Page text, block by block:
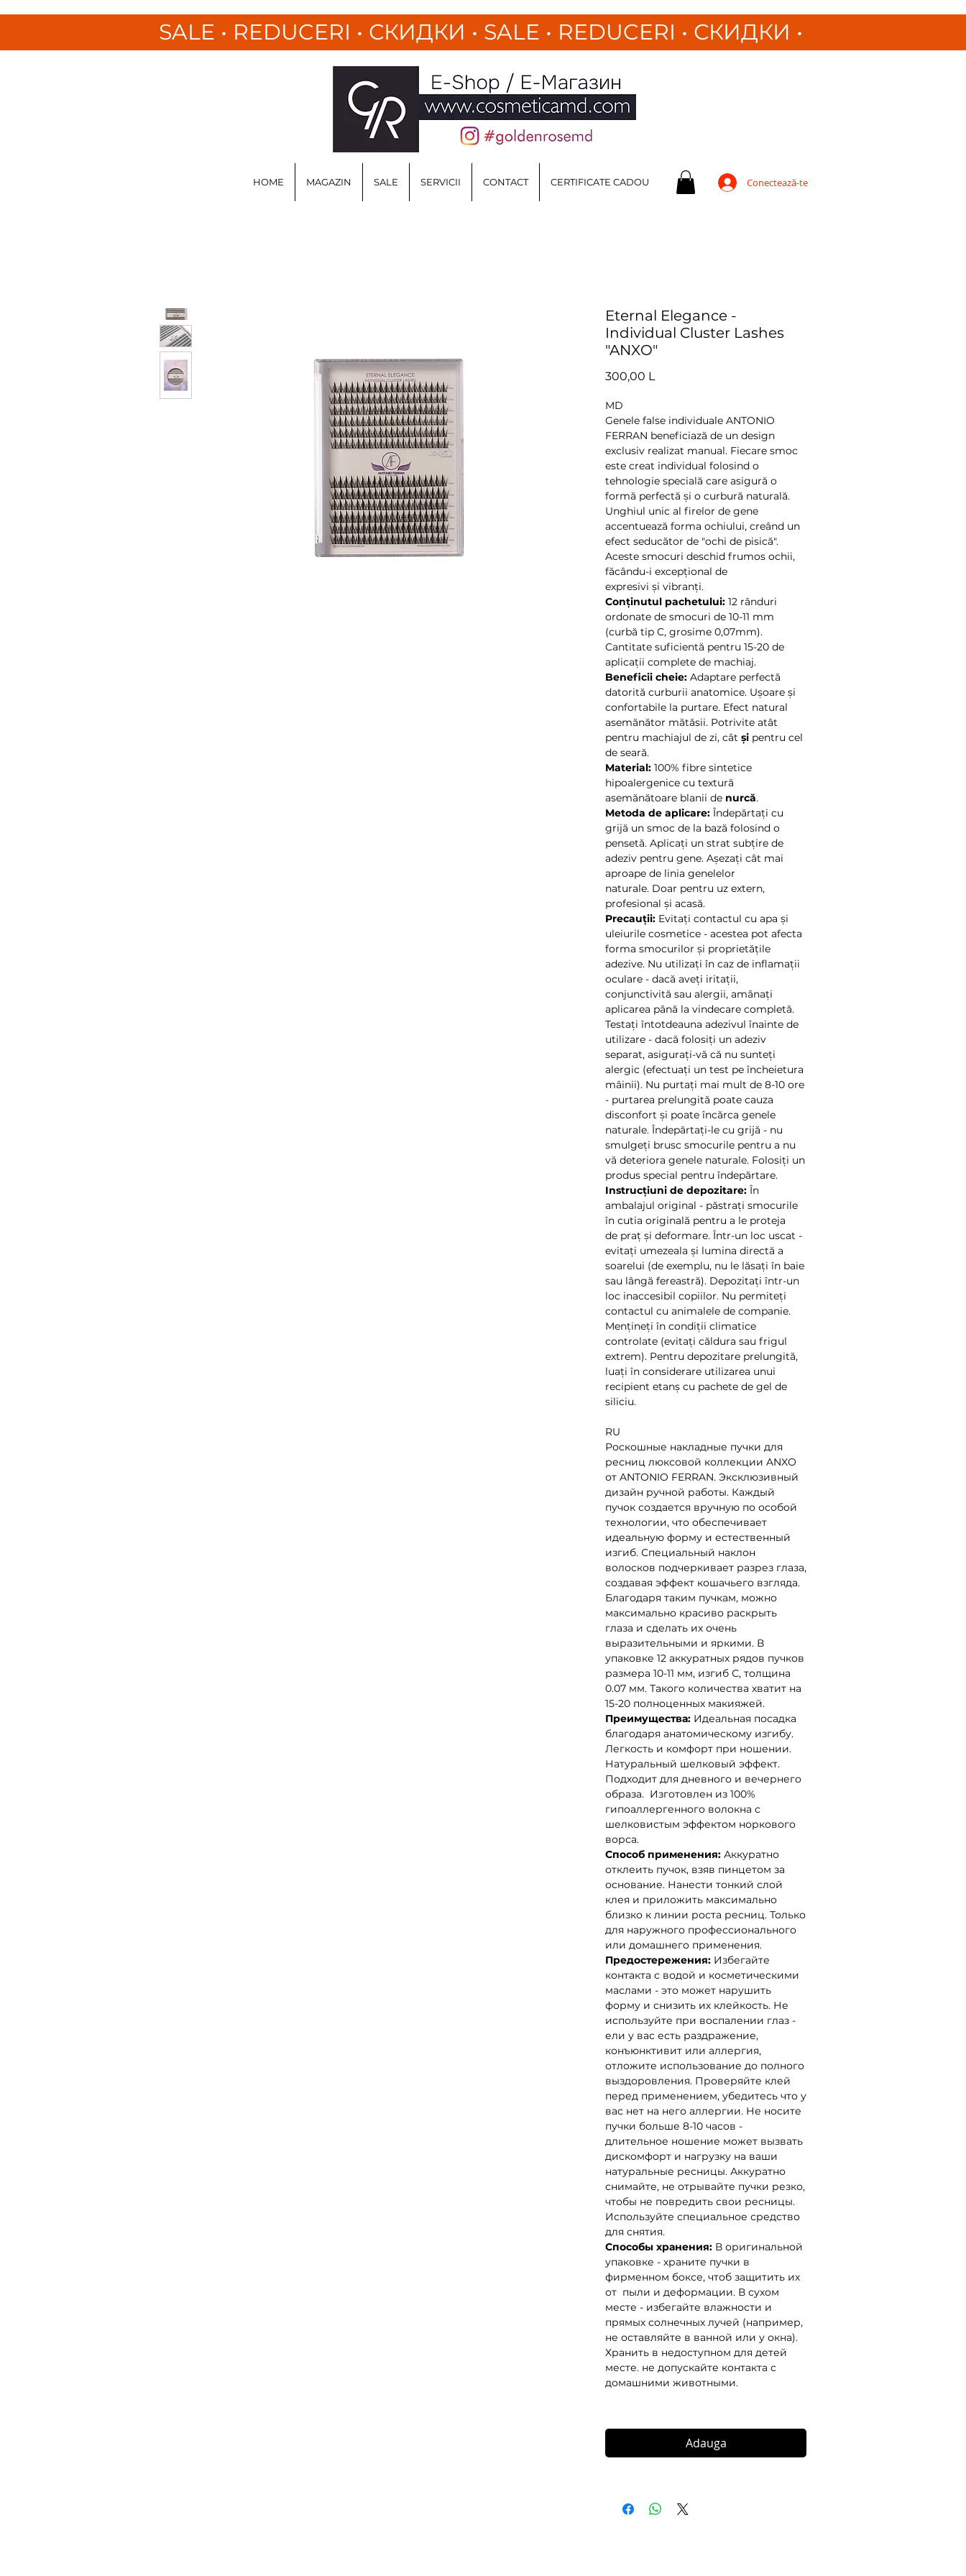
SALE • REDUCERI • СКИДКИ • SALE • REDUCERI • СКИДКИ •
HOME MAGAZIN SALE SERVICII CONTACT CERTIFICATE CADOU Conectează-te
Eternal Elegance -
Individual Cluster Lashes
"ANXO"
300,00 L
MD
Genele false individuale ANTONIO
FERRAN beneficiază de un design
exclusiv realizat manual. Fiecare smoc
este creat individual folosind o
tehnologie specială care asigură o
formă perfectă și o curbură naturală.
Unghiul unic al firelor de gene
accentuează forma ochiului, creând un
efect seducător de "ochi de pisică".
Aceste smocuri deschid frumos ochii,
făcându-i excepțional de
expresivi și vibranți.
Conținutul pachetului: 12 rânduri
ordonate de smocuri de 10-11 mm
(curbă tip C, grosime 0,07mm).
Cantitate suficientă pentru 15-20 de
aplicații complete de machiaj.
Beneficii cheie: Adaptare perfectă
datorită curburii anatomice. Ușoare și
confortabile la purtare. Efect natural
asemănător mătăsii. Potrivite atât
pentru machiajul de zi, cât și pentru cel
de seară.
Material: 100% fibre sintetice
hipoalergenice cu textură
asemănătoare blanii de nurcă.
Metoda de aplicare: Îndepărtați cu
grijă un smoc de la bază folosind o
pensetă. Aplicați un strat subțire de
adeziv pentru gene. Așezați cât mai
aproape de linia genelelor
naturale. Doar pentru uz extern,
profesional și acasă.
Precauții: Evitați contactul cu apa și
uleiurile cosmetice - acestea pot afecta
forma smocurilor și proprietățile
adezive. Nu utilizați în caz de inflamații
oculare - dacă aveți iritații,
conjunctivită sau alergii, amânați
aplicarea până la vindecare completă.
Testați întotdeauna adezivul înainte de
utilizare - dacă folosiți un adeziv
separat, asigurați-vă că nu sunteți
alergic (efectuați un test pe încheietura
mâinii). Nu purtați mai mult de 8-10 ore
- purtarea prelungită poate cauza
disconfort și poate încărca genele
naturale. Îndepărtați-le cu grijă - nu
smulgeți brusc smocurile pentru a nu
vă deteriora genele naturale. Folosiți un
produs special pentru îndepărtare.
Instrucțiuni de depozitare: În
ambalajul original - păstrați smocurile
în cutia originală pentru a le proteja
de praț și deformare. Într-un loc uscat -
evitați umezeala și lumina directă a
soarelui (de exemplu, nu le lăsați în baie
sau lângă fereastră). Depozitați într-un
loc inaccesibil copiilor. Nu permiteți
contactul cu animalele de companie.
Mențineți în condiții climatice
controlate (evitați căldura sau frigul
extrem). Pentru depozitare prelungită,
luați în considerare utilizarea unui
recipient etanș cu pachete de gel de
siliciu.
RU
Роскошные накладные пучки для
ресниц люксовой коллекции ANXO
от ANTONIO FERRAN. Эксклюзивный
дизайн ручной работы. Каждый
пучок создается вручную по особой
технологии, что обеспечивает
идеальную форму и естественный
изгиб. Специальный наклон
волосков подчеркивает разрез глаза,
создавая эффект кошачьего взгляда.
Благодаря таким пучкам, можно
максимально красиво раскрыть
глаза и сделать их очень
выразительными и яркими. В
упаковке 12 аккуратных рядов пучков
размера 10-11 мм, изгиб С, толщина
0.07 мм. Такого количества хватит на
15-20 полноценных макияжей.
Преимущества: Идеальная посадка
благодаря анатомическому изгибу.
Легкость и комфорт при ношении.
Натуральный шелковый эффект.
Подходит для дневного и вечернего
образа. Изготовлен из 100%
гипоаллергенного волокна с
шелковистым эффектом норкового
ворса.
Способ применения: Аккуратно
отклеить пучок, взяв пинцетом за
основание. Нанести тонкий слой
клея и приложить максимально
близко к линии роста ресниц. Только
для наружного профессионального
или домашнего применения.
Предостережения: Избегайте
контакта с водой и косметическими
маслами - это может нарушить
форму и снизить их клейкость. Не
используйте при воспалении глаз -
ели у вас есть раздражение,
конъюнктивит или аллергия,
отложите использование до полного
выздоровления. Проверяйте клей
перед применением, убедитесь что у
вас нет на него аллергии. Не носите
пучки больше 8-10 часов -
длительное ношение может вызвать
дискомфорт и нагрузку на ваши
натуральные ресницы. Аккуратно
снимайте, не отрывайте пучки резко,
чтобы не повредить свои ресницы.
Используйте специальное средство
для снятия.
Способы хранения: В оригинальной
упаковке - храните пучки в
фирменном боксе, чтоб защитить их
от пыли и деформации. В сухом
месте - избегайте влажности и
прямых солнечных лучей (например,
не оставляйте в ванной или у окна).
Хранить в недоступном для детей
месте. не допускайте контакта с
домашними животными.
Adauga